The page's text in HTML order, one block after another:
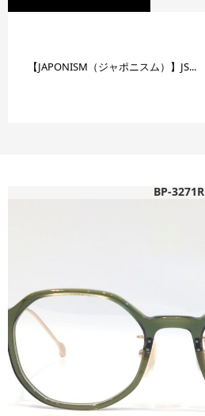
【JAPONISM（ジャポニスム）】JS...
BP-3271R